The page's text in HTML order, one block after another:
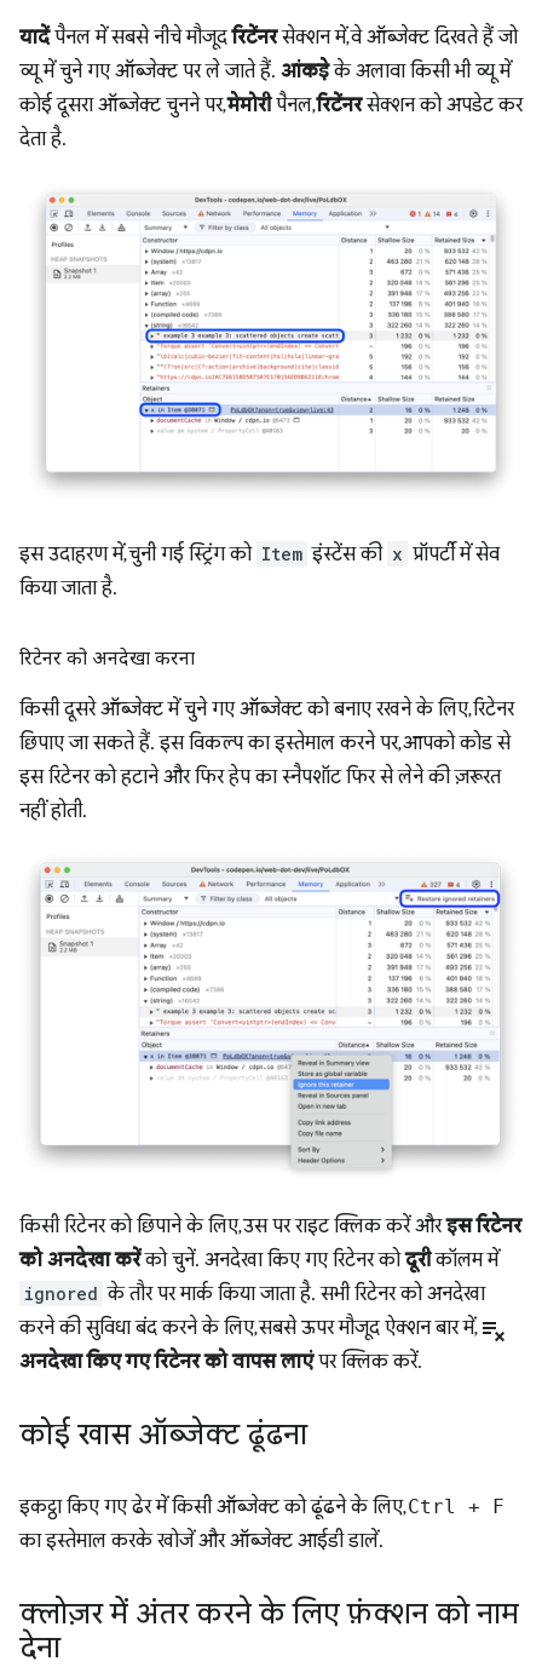
यादेंपैनल में सबसे नीचे मौजूदरिटेंनरसेक्शन में, वे ऑब्जेक्ट दिखते हैं जो
व्यू में चुने गए ऑब्जेक्ट पर ले जाते हैं. आंकड़ेके अलावा किसी भी व्यू में
कोई दूसरा ऑब्जेक्ट चुनने पर,मेमोरीपैनल,रिटेंनरसेक्शन को अपडेट कर
देता है.
इस उदाहरण में, चुनी गई स्ट्रिंग को Item इंस्टेंस की x प्रॉपर्टी में सेव
किया जाता है.
रिटेनर को अनदेखा करना
किसी दूसरे ऑब्जेक्ट में चुने गए ऑब्जेक्ट को बनाए रखने के लिए, रिटेनर
छिपाए जा सकते हैं. इस विकल्प का इस्तेमाल करने पर, आपको कोड से
इस रिटेनर को हटाने और फिर हेप का स्नैपशॉट फिर से लेने की ज़रूरत
नहीं होती.
किसी रिटेनर को छिपाने के लिए, उस पर राइट क्लिक करें औरइस रिटेनर
को अनदेखा करेंको चुनें. अनदेखा किए गए रिटेनर कोदूरीकॉलम में
ignored के तौर पर मार्क किया जाता है. सभी रिटेनर को अनदेखा
करने की सुविधा बंद करने के लिए, सबसे ऊपर मौजूद ऐक्शन बार में, playlist_remove
अनदेखा किए गए रिटेनर को वापस लाएंपर क्लिक करें.
कोई खास ऑब्जेक्ट ढूंढना
इकट्ठा किए गए ढेर में किसी ऑब्जेक्ट को ढूंढने के लिए,Ctrl + F
का इस्तेमाल करके खोजें और ऑब्जेक्ट आईडी डालें.
क्लोज़र में अंतर करने के लिए फ़ंक्शन को नाम
देना